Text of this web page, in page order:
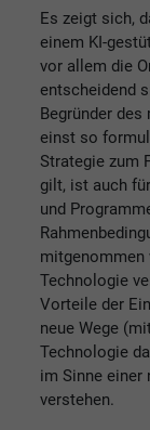
Es zeigt sich,
einem KI-
vor allem die
entscheidend
Begründer des
einst so
Strategie zum
gilt, ist auch
und
mitgenommen
Technologie
Vorteile der
neue Wege
Technologie
im Sinne einer
verstehen.